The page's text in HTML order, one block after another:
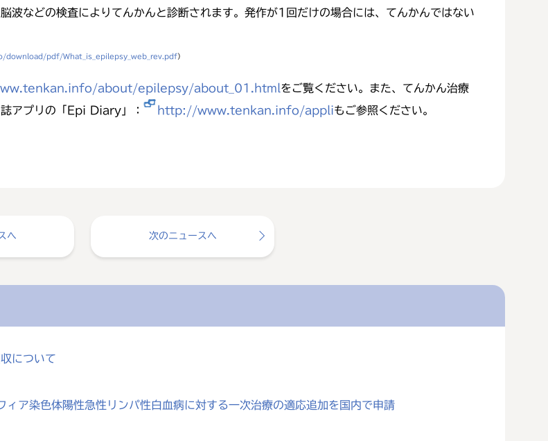
波などの検査によりてんかんと診断されます。発作が1回だけの場合には、てんかんではない
pdf/What_is_epilepsy_web_rev.pdf）
about/epilepsy/about_01.html をご覧ください。また、てんかん治療
アプリの「Epi Diary」：
http://www.tenkan.info/appliもご参照ください。
へ 次のニュースへ
について
ィア染色体陽性急性リンパ性白血病に対する一次治療の適応追加を国内で申請